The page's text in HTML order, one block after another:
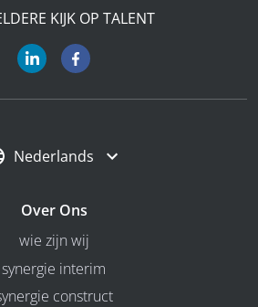
KIJK OP TALENT
Nederlands
Over Ons
wie zijn wij
synergie interim
construct